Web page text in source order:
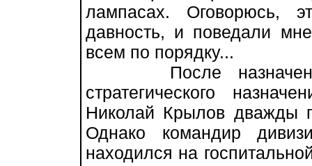
лампасах. Оговорюсь,
давность, и поведали
всем по порядку...
После назначения
стратегического
Николай Крылов дважды
Однако командир
находился на